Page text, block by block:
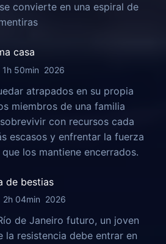
convierte en una espiral de
casa
1h 50min 2026
atrapados en su propia
miembros de una familia
con recursos cada
escasos y enfrentar la fuerza
los mantiene encerrados.
de bestias
2h 04min 2026
de Janeiro futuro, un joven
la resistencia debe entrar en